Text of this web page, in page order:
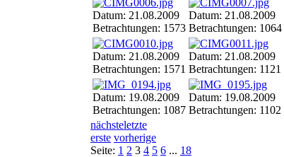
Datum: 21.08.2009
Betrachtungen: 1573
Datum: 21.08.2009
Betrachtungen: 1064
Datum: 21.08.2009
Betrachtungen: 1571
Datum: 21.08.2009
Betrachtungen: 1121
Datum: 19.08.2009
Betrachtungen: 1087
Datum: 19.08.2009
Betrachtungen: 1102
nächsteletzte
erste vorherige
Seite: 1 2 3 4 5 6 ... 18